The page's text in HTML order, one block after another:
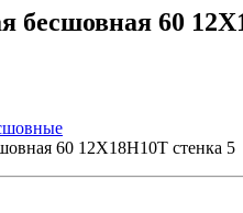
бесшовная 60
60 12Х18Н10Т стенка 5